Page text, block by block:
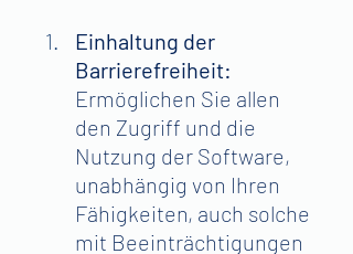
Einhaltung der
Barrierefreiheit:
Ermöglichen Sie allen
den Zugriff und die
Nutzung der Software,
unabhängig von Ihren
Fähigkeiten, auch solche
mit Beeinträchtigungen